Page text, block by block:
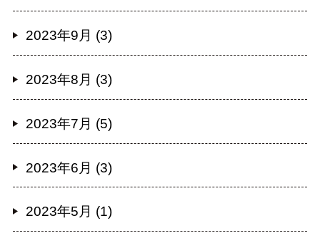
2023年9月 (3)
2023年8月 (3)
2023年7月 (5)
2023年6月 (3)
2023年5月 (1)